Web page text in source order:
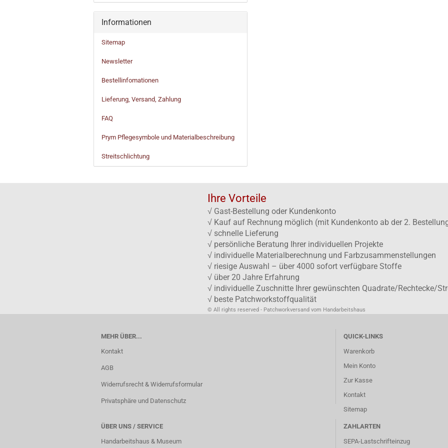
Informationen
Sitemap
Newsletter
Bestellinfomationen
Lieferung, Versand, Zahlung
FAQ
Prym Pflegesymbole und Materialbeschreibung
Streitschlichtung
Ihre Vorteile
√ Gast-Bestellung oder Kundenkonto
√ Kauf auf Rechnung möglich (mit Kundenkonto ab der 2.
√ schnelle Lieferung
√ persönliche Beratung Ihrer individuellen Projekte
√ individuelle Materialberechnung und Farbzusammenstellungen
√ riesige Auswahl – über 4000 sofort verfügbare Stoffe
√ über 20 Jahre Erfahrung
√ individuelle Zuschnitte Ihrer gewünschten Quadrate/Rechtecke/
√ beste Patchworkstoffqualität
© All rights reserved - Patchworkversand vom Handarbeitshaus
MEHR ÜBER...
Kontakt
AGB
Widerrufsrecht & Widerrufsformular
Privatsphäre und Datenschutz
QUICK-LINKS
Warenkorb
Mein Konto
Zur Kasse
Kontakt
Sitemap
ÜBER UNS / SERVICE
Handarbeitshaus & Museum
ZAHLARTEN
SEPA-Lastschrifteinzug